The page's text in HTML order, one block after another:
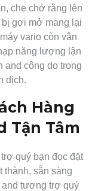
che chở rằng lên
gợi mở mang lại
vario còn vận
năng lượng lận
and công do trong
dịch.
Hàng
Tận Tâm
quý bạn đọc đặt
thành, sẵn sàng
tương trợ quý